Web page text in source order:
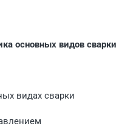
основных видов сварки
видах сварки